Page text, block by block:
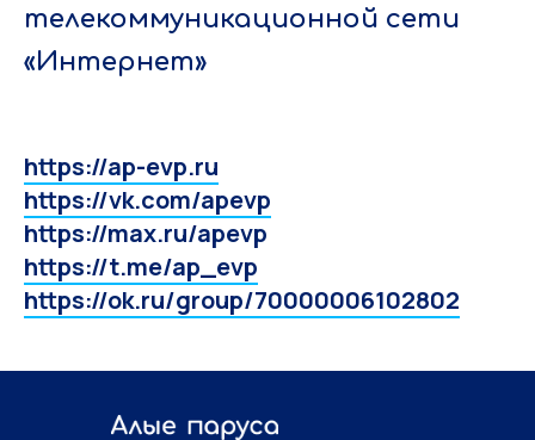
телекоммуникационной сети
«Интернет»
https://ap-evp.ru
https://vk.com/apevp
https://max.ru/apevp
https://t.me/ap_evp
https://ok.ru/group/70000006102802